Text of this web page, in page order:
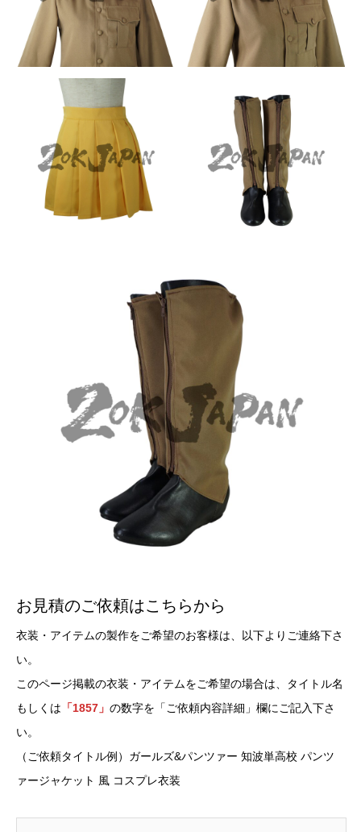
お見積のご依頼はこちらから
衣装・アイテムの製作をご希望のお客様は、以下よりご連絡下さ
い。
このページ掲載の衣装・アイテムをご希望の場合は、タイトル名
もしくは 「1857」 の数字を「ご依頼内容詳細」欄にご記入下さ
い。
（ご依頼タイトル例）ガールズ&パンツァー 知波単高校 パンツ
ァージャケット 風 コスプレ衣装